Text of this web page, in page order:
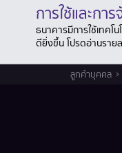
การใช้และกา
ธนาคารมีการใช้เทคโ
ดียิ่งขึ้น โปรดอ่านราย
ลูกค้าบุคคล